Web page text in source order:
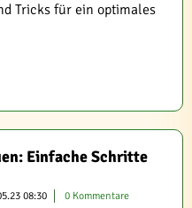
Tricks für ein optimales
Einfache Schritte
08:30 0 Kommentare